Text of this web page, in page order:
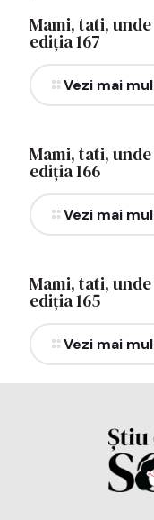
Mami, tati,
ediția 167
Vezi mai
Mami, tati,
ediția 166
Vezi mai
Mami, tati,
ediția 165
Vezi mai